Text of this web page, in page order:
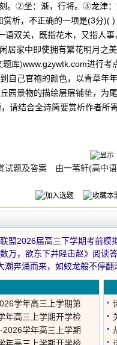
。②坐：渐，行将。③龙津：
赏析，不正确的一项是(3分)( )
语双关，既指花木，又指人事
居家中即使拥有繁花明月之
题库)www.gzywtk.com进行考
自己官袍的颜色，以青草年
园景物的描绘层层铺垫，为
请结合全诗简要赏析作者所
试题及答案 由一苇轩(高中
盟2026届高三下学期考前模
万，欲东下井陉击赵》阅读
潮奔涌而来，如蛟龙般不停
学年高三上学期第
年高三上学期开学检
学年高三上学期